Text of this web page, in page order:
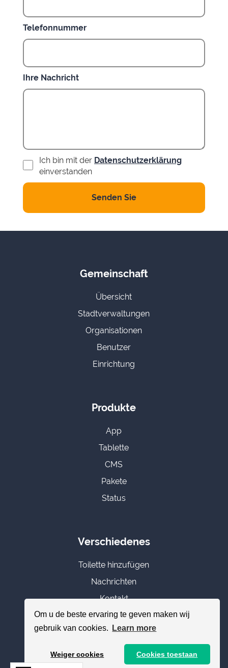
Om u de beste ervaring te geven maken wij
gebruik van cookies.
Learn more
Weiger cookies Cookies toestaan
Telefonnummer
Ihre Nachricht
Ich bin mit der Datenschutzerklärung
einverstanden
Senden Sie
Gemeinschaft
Übersicht
Stadtverwaltungen
Organisationen
Benutzer
Einrichtung
Produkte
App
Tablette
CMS
Pakete
Status
Verschiedenes
Toilette hinzufügen
Nachrichten
Kontakt
Anmeldung
Bild Bank